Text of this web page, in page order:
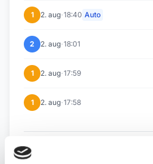
1 2. aug·18:40 Auto
2 2. aug·18:01
1 2. aug·17:59
1 2. aug·17:58